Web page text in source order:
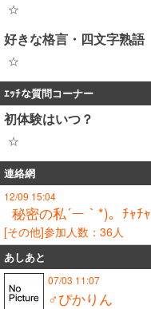
☆
好きな格言・四文字熟語
☆
ｴｯﾁな質問コーナー
初体験はいつ？
☆
連絡網
12/09 15:04
秘密の私´ー｀*)。ﾁｬﾁｬ
[その他]参加人数：36人
あしあと
07/03 11:07
♂ぴかりん